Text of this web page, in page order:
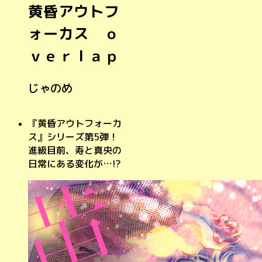
黄昏アウトフ
ォーカス ｏ
ｖｅｒｌａｐ
じゃのめ
『黄昏アウトフォーカ
ス』シリーズ第5弾！
進級目前、寿と真央の
日常にある変化が…!?